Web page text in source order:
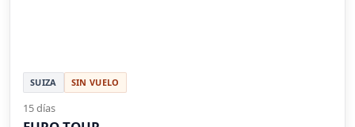
SUIZA SIN VUELO
15 días